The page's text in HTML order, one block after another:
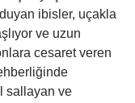
duyan ibisler, uçakla
ve uzun
cesaret veren
sallayan ve